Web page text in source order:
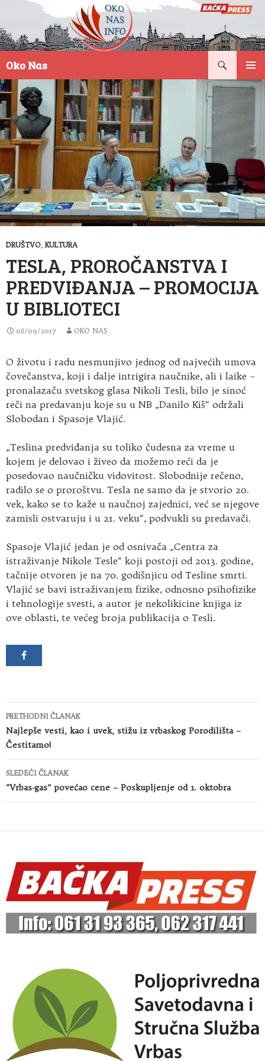
Oko Nas
NA
SADRŽAJ
DRUŠTVO, KULTURA
TESLA, PROROČANSTVA I
PREDVIĐANJA – PROMOCIJA
U BIBLIOTECI
08/09/2017 OKO NAS
O životu i radu nesmunjivo jednog od najvećih umova
čovečanstva, koji i dalje intrigira naučnike, ali i laike –
pronalazaču svetskog glasa Nikoli Tesli, bilo je sinoć
reči na predavanju koje su u NB „Danilo Kiš“ održali
Slobodan i Spasoje Vlajić.
„Teslina predviđanja su toliko čudesna za vreme u
kojem je delovao i živeo da možemo reći da je
posedovao naučničku vidovitost. Slobodnije rečeno,
radilo se o proroštvu. Tesla ne samo da je stvorio 20.
vek, kako se to kaže u naučnoj zajednici, već se njegove
zamisli ostvaruju i u 21. veku“, podvukli su predavači.
Spasoje Vlajić jedan je od osnivača „Centra za
istraživanje Nikole Tesle“ koji postoji od 2013. godine,
tačnije otvoren je na 70. godišnjicu od Tesline smrti.
Vlajić se bavi istraživanjem fizike, odnosno psihofizike
i tehnologije svesti, a autor je nekolikicine knjiga iz
ove oblasti, te većeg broja publikacija o Tesli.
Kretanje
članaka
PRETHODNI ČLANAK
Najlepše vesti, kao i uvek, stižu iz vrbaskog Porodilišta –
Čestitamo!
SLEDEĆI ČLANAK
“Vrbas-gas” povećao cene – Poskupljenje od 1. oktobra